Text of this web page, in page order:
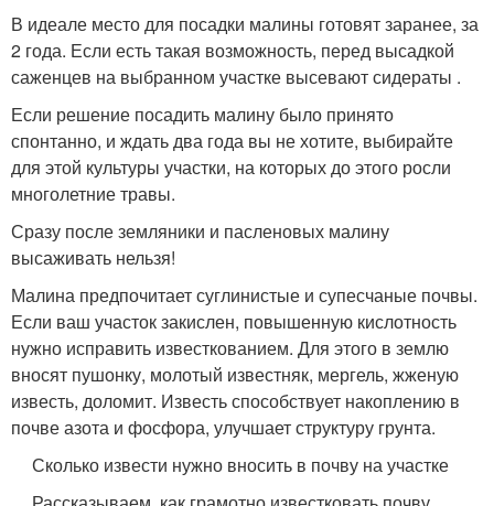
В идеале место для посадки малины готовят заранее, за
2 года. Если есть такая возможность, перед высадкой
саженцев на выбранном участке высевают сидераты .
Если решение посадить малину было принято
спонтанно, и ждать два года вы не хотите, выбирайте
для этой культуры участки, на которых до этого росли
многолетние травы.
Сразу после земляники и пасленовых малину
высаживать нельзя!
Малина предпочитает суглинистые и супесчаные почвы.
Если ваш участок закислен, повышенную кислотность
нужно исправить известкованием. Для этого в землю
вносят пушонку, молотый известняк, мергель, жженую
известь, доломит. Известь способствует накоплению в
почве азота и фосфора, улучшает структуру грунта.
Сколько извести нужно вносить в почву на участке